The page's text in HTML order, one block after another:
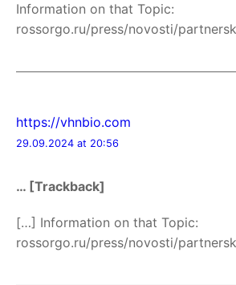
Information on that Topic:
rossorgo.ru/press/novosti/
https://vhnbio.com
29.09.2024 at 20:56
… [Trackback]
[…] Information on that Topic:
rossorgo.ru/press/novosti/